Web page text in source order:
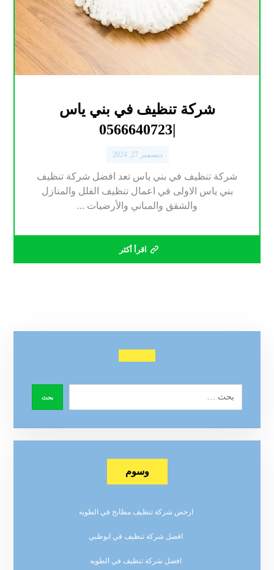
شركة تنظيف في بني ياس
|0566640723
ديسمبر 27, 2024
شركة تنظيف في بني ياس تعد افضل شركة تنظيف
بني ياس الاولى في اعمال تنظيف الفلل والمنازل
والشقق والمباني والأرضيات ...
اقرأ أكثر
وسوم
ارخص شركة تنظيف مطابخ في الطويه
افضل شركة تنظيف في ابوظبي
افضل شركة تنظيف في الطويه